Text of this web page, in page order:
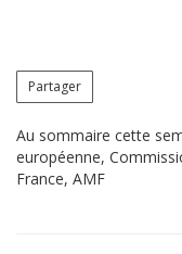
Partager
Au sommaire cette
européenne,
France, AMF